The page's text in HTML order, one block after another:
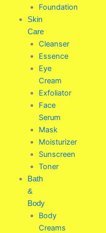
Foundation
Skin
Care
Cleanser
Essence
Eye
Cream
Exfoliator
Face
Serum
Mask
Moisturizer
Sunscreen
Toner
Bath
&
Body
Body
Creams